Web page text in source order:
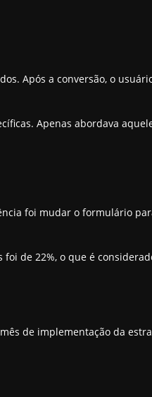
Após a conversão, o
Apenas abordava
foi mudar o formulário
de 22%, o que é
de implementação da